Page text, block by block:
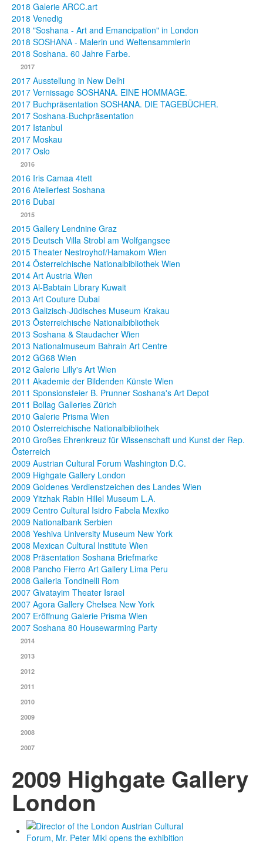
2018 Galerie ARCC.art
2018 Venedig
2018 "Soshana - Art and Emancipation" in London
2018 SOSHANA - Malerin und Weltensammlerin
2018 Soshana. 60 Jahre Farbe.
2017
2017 Ausstellung in New Delhi
2017 Vernissage SOSHANA. EINE HOMMAGE.
2017 Buchpräsentation SOSHANA. DIE TAGEBÜCHER.
2017 Soshana-Buchpräsentation
2017 Istanbul
2017 Moskau
2017 Oslo
2016
2016 Iris Camaa 4tett
2016 Atelierfest Soshana
2016 Dubai
2015
2015 Gallery Lendnine Graz
2015 Deutsch Villa Strobl am Wolfgangsee
2015 Theater Nestroyhof/Hamakom Wien
2014 Österreichische Nationalbibliothek Wien
2014 Art Austria Wien
2013 Al-Babtain Library Kuwait
2013 Art Couture Dubai
2013 Galizisch-Jüdisches Museum Krakau
2013 Österreichische Nationalbibliothek
2013 Soshana & Staudacher Wien
2013 Nationalmuseum Bahrain Art Centre
2012 GG68 Wien
2012 Galerie Lilly's Art Wien
2011 Akademie der Bildenden Künste Wien
2011 Sponsionsfeier B. Prunner Soshana's Art Depot
2011 Bollag Galleries Zürich
2010 Galerie Prisma Wien
2010 Österreichische Nationalbibliothek
2010 Großes Ehrenkreuz für Wissenschaft und Kunst der Rep.
Österreich
2009 Austrian Cultural Forum Washington D.C.
2009 Highgate Gallery London
2009 Goldenes Verdienstzeichen des Landes Wien
2009 Yitzhak Rabin Hillel Museum L.A.
2009 Centro Cultural Isidro Fabela Mexiko
2009 Nationalbank Serbien
2008 Yeshiva University Museum New York
2008 Mexican Cultural Institute Wien
2008 Präsentation Soshana Briefmarke
2008 Pancho Fierro Art Gallery Lima Peru
2008 Galleria Tondinelli Rom
2007 Givatayim Theater Israel
2007 Agora Gallery Chelsea New York
2007 Eröffnung Galerie Prisma Wien
2007 Soshana 80 Housewarming Party
2014
2013
2012
2011
2010
2009
2008
2007
2009 Highgate Gallery
London